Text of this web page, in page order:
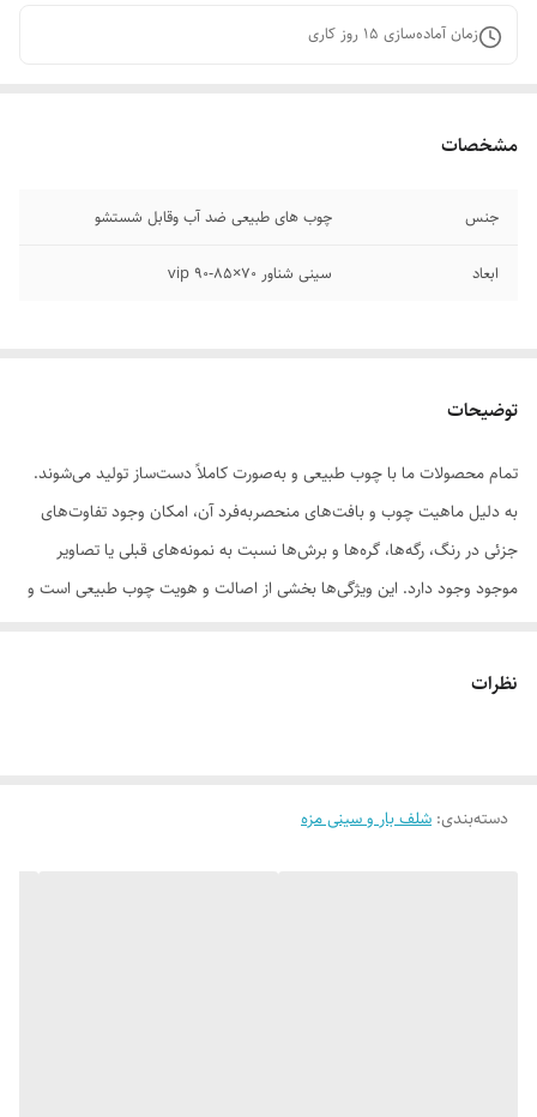
زمان آماده‌سازی 15 روز کاری
مشخصات
جنس چوب های طبیعی ضد آب وقابل شستشو
ابعاد سینی شناور ۷۰×۸۵-۹۰ vip
توضیحات
تمام محصولات ما با چوب طبیعی و به‌صورت کاملاً دست‌ساز تولید می‌شوند.
به دلیل ماهیت چوب و بافت‌های منحصر‌به‌فرد آن، امکان وجود تفاوت‌های
جزئی در رنگ، رگه‌ها، گره‌ها و برش‌ها نسبت به نمونه‌های قبلی یا تصاویر
موجود وجود دارد. این ویژگی‌ها بخشی از اصالت و هویت چوب طبیعی است و
سفارش به‌منزله‌ی پذیرش این موارد و آگاهی از ویژگی‌های طبیعی چوب هست
نظرات
دسته‌بندی: شلف بار و سینی مزه